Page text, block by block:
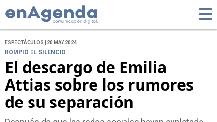
ESPECTÁCULOS | 20 MAY 2024
ROMPIÓ EL SILENCIO
El descargo de Emilia
Attias sobre los rumores
de su separación